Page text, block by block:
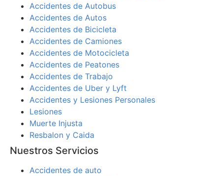
Accidentes de Autobus
Accidentes de Autos
Accidentes de Bicicleta
Accidentes de Camiones
Accidentes de Motocicleta
Accidentes de Peatones
Accidentes de Trabajo
Accidentes de Uber y Lyft
Accidentes y Lesiones Personales
Lesiones
Muerte Injusta
Resbalon y Caida
Nuestros Servicios
Accidentes de auto